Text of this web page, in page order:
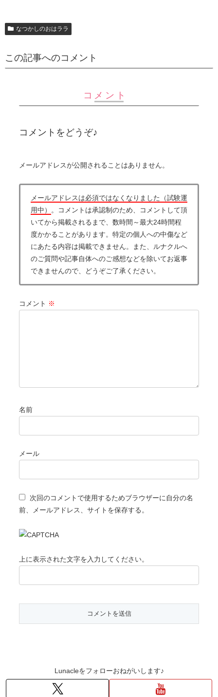
なつかしのおはララ
この記事へのコメント
コメント
コメントをどうぞ♪
メールアドレスが公開されることはありません。
メールアドレスは必須ではなくなりました（試験運
用中）
。コメントは承認制のため、コメントして頂
いてから掲載されるまで、数時間～最大24時間程
度かかることがあります。特定の個人への中傷など
にあたる内容は掲載できません。また、ルナクルへ
のご質問や記事自体へのご感想などを除いてお返事
できませんので、どうぞご了承ください。
コメント ※
名前
メール
次回のコメントで使用するためブラウザーに自分の名
前、メールアドレス、サイトを保存する。
上に表示された文字を入力してください。
Lunacleをフォローおねがいします♪